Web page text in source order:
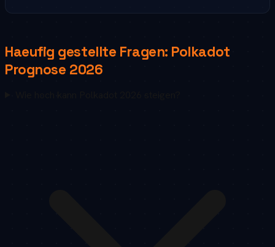
Haeufig gestellte Fragen: Polkadot
Prognose 2026